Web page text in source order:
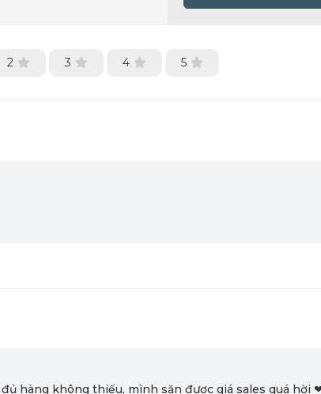
2 3 4 5
hàng không thiếu, mình săn được giá sales quá hời